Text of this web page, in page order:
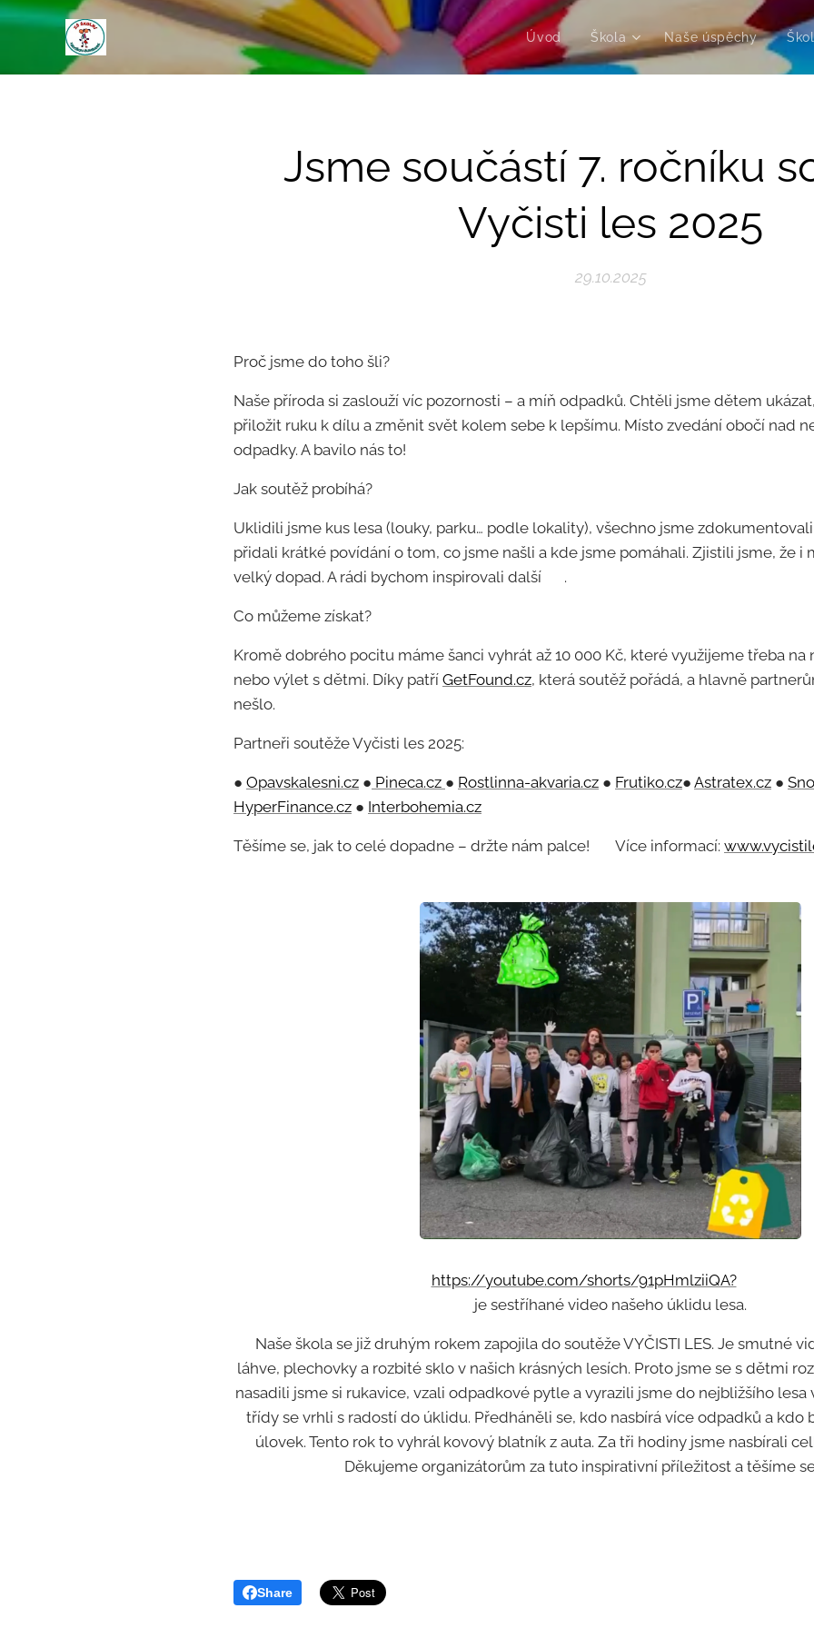
Úvod Škola Naše úspěchy
Jsme součástí 7. ročníku
Vyčisti les 2025
29.10.2025
Proč jsme do toho šli?
Naše příroda si zaslouží víc pozornosti – a míň odpadků. Chtěli jsme dětem
přiložit ruku k dílu a změnit svět kolem sebe k lepšímu. Místo zvedání obočí nad
odpadky. A bavilo nás to! 🧤🗑️
Jak soutěž probíhá?
Uklidili jsme kus lesa (louky, parku… podle lokality), všechno jsme
přidali krátké povídání o tom, co jsme našli a kde jsme pomáhali. Zjistili jsme, že i
velký dopad. A rádi bychom inspirovali další 💪.
Co můžeme získat?
Kromě dobrého pocitu máme šanci vyhrát až 10 000 Kč, které využijeme třeba na
nebo výlet s dětmi. Díky patří GetFound.cz, která soutěž pořádá, a hlavně
nešlo.
Partneři soutěže Vyčisti les 2025:
● Opavskalesni.cz ● Pineca.cz ● Rostlinna-akvaria.cz ● Frutiko.cz● Astratex.cz ●
HyperFinance.cz ● Interbohemia.cz
Těšíme se, jak to celé dopadne – držte nám palce! 🍀 Více informací:
https://youtube.com/shorts/91pHmlziiQA?A
je sestříhané video našeho úklidu lesa.
Naše škola se již druhým rokem zapojila do soutěže VYČISTI LES. Je smutné
láhve, plechovky a rozbité sklo v našich krásných lesích. Proto jsme se s dětmi
nasadili jsme si rukavice, vzali odpadkové pytle a vyrazili jsme do nejbližšího lesa
třídy se vrhli s radostí do úklidu. Předháněli se, kdo nasbírá více odpadků a kdo
úlovek. Tento rok to vyhrál kovový blatník z auta. Za tři hodiny jsme nasbírali
Děkujeme organizátorům za tuto inspirativní příležitost a těšíme
Share